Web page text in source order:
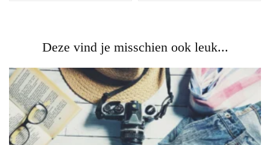
Deze vind je misschien ook leuk...